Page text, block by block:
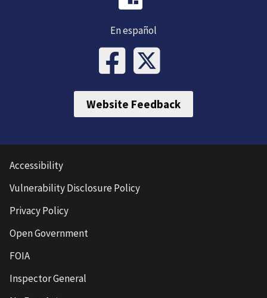
En español
Website Feedback
Accessibility
Vulnerability Disclosure Policy
Privacy Policy
Open Government
FOIA
Inspector General